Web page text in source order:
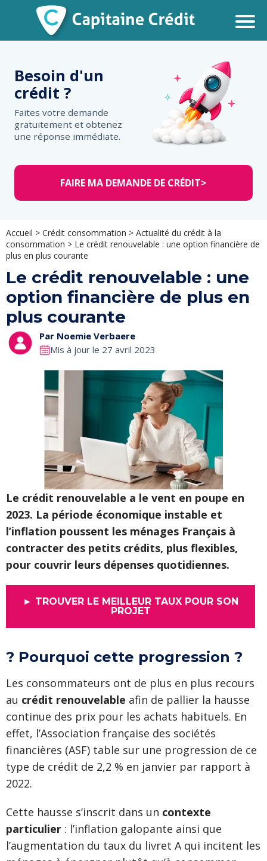
Besoin d'un
crédit ?
Faites votre demande
gratuitement et obtenez
une réponse immédiate.
FAIRE MA DEMANDE DE CRÉDIT>
Accueil > Crédit consommation > Actualité du crédit à la
consommation > Le crédit renouvelable : une option financière de
plus en plus courante
Le crédit renouvelable : une
option financière de plus en
plus courante
Par Noemie Verbaere
Mis à jour le 27 avril 2023
Le crédit renouvelable a le vent en poupe en
2023. La période économique instable et
l’inflation poussent les ménages Français à
contracter des petits crédits, plus flexibles,
pour couvrir leurs dépenses quotidiennes.
► TROUVER LE MEILLEUR TAUX POUR SON
PROJET
? Pourquoi cette progression ?
Les consommateurs ont de plus en plus recours
au crédit renouvelable afin de pallier la hausse
continue des prix pour les achats habituels. En
effet, l’Association française des sociétés
financières (ASF) table sur une progression de ce
type de crédit de 2,2 % en janvier par rapport à
2022.
Cette hausse s’inscrit dans un contexte
particulier : l’inflation galopante ainsi que
l’augmentation du taux du livret A qui incitent les